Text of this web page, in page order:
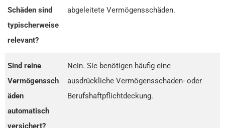
Schäden sind
typischerweise
relevant?
abgeleitete Vermögensschäden.
Sind reine
Vermögenssch
äden
automatisch
versichert?
Nein. Sie benötigen häufig eine
ausdrückliche Vermögensschaden- oder
Berufshaftpflichtdeckung.